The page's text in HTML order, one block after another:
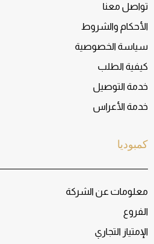
كمبوديا
معلومات عن الشركة
الفروع
الإمتياز التجاري
تواصل معنا
الأحكام والشروط
سياسة الخصوصية
كيفية الطلب
خدمة التوصيل
خدمة الأعراس